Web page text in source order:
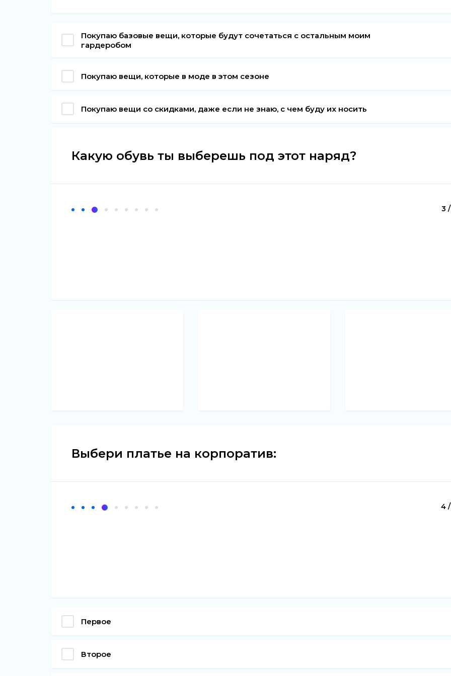
Покупаю базовые вещи, которые будут сочетаться с остальным моим
гардеробом
Покупаю вещи, которые в моде в этом сезоне
Покупаю вещи со скидками, даже если не знаю, с чем буду их носить
Какую обувь ты выберешь под этот наряд?
3
Выбери платье на корпоратив:
4
Первое
Второе